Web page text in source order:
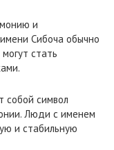
и
Сибоча обычно
стать
собой символ
Люди с именем
и стабильную